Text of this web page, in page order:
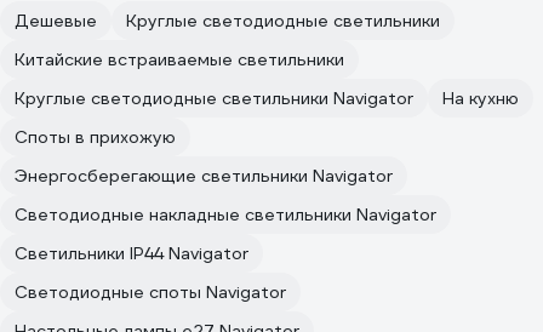
Дешевые
Круглые светодиодные светильники
Китайские встраиваемые светильники
Круглые светодиодные светильники Navigator
На кухню
Споты в прихожую
Энергосберегающие светильники Navigator
Светодиодные накладные светильники Navigator
Светильники IP44 Navigator
Светодиодные споты Navigator